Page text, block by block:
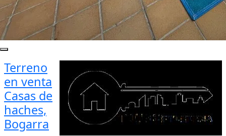
Terreno
en venta
Casas de
haches,
Bogarra